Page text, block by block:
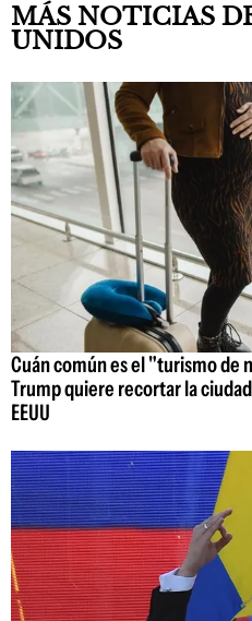
MÁS NOTICIAS
UNIDOS
Cuán común es el "turismo de
Trump quiere recortar la
EEUU